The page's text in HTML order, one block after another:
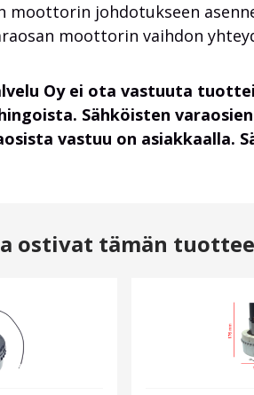
moottorin johdotukseen
moottorin vaihdon
Oy ei ota vastuuta
Sähköisten
vastuu on asiakkaalla.
ostivat tämän